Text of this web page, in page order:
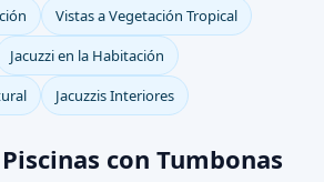
Vistas a Vegetación Tropical
Jacuzzi en la Habitación
Jacuzzis Interiores
con Tumbonas